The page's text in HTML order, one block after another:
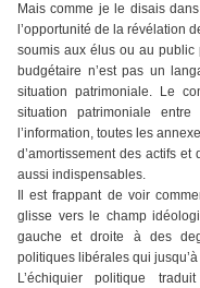
Mais comme je le disais
l’opportunité de la révélation
soumis aux élus ou au public
budgétaire n’est pas un
situation patrimoniale. Le
situation patrimoniale
l’information, toutes les
d’amortissement des actifs
aussi indispensables.
Il est frappant de voir
glisse vers le champ
gauche et droite à des
politiques libérales qui
L’échiquier politique